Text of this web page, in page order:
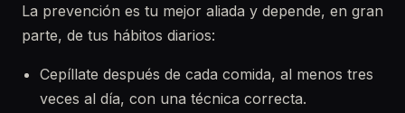
La prevención es tu mejor aliada y depende, en gran
parte, de tus hábitos diarios:
Cepíllate después de cada comida, al menos tres
veces al día, con una técnica correcta.